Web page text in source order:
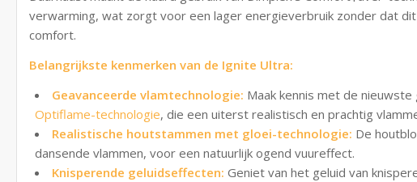
verwarming, wat zorgt voor een lager energieverbruik zonder dat
comfort.
Belangrijkste kenmerken van de Ignite Ultra:
Geavanceerde vlamtechnologie: Maak kennis met de
Optiflame-technologie, die een uiterst realistisch en prachtig
Realistische houtstammen met gloei-technologie: De
dansende vlammen, voor een natuurlijk ogend vuureffect.
Knisperende geluidseffecten: Geniet van het geluid van